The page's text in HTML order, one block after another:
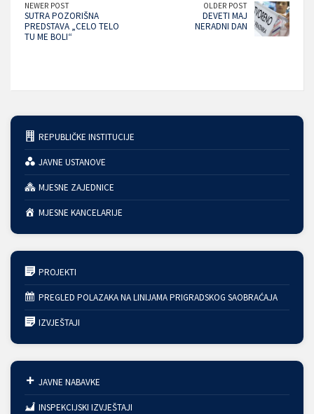
NEWER POST
SUTRA POZORIŠNA
PREDSTAVA „CELO TELO
TU ME BOLI“
OLDER POST
DEVETI MAJ
NERADNI DAN
REPUBLIČKE INSTITUCIJE
JAVNE USTANOVE
MJESNE ZAJEDNICE
MJESNE KANCELARIJE
PROJEKTI
PREGLED POLAZAKA NA LINIJAMA PRIGRADSKOG SAOBRAĆAJA
IZVJEŠTAJI
JAVNE NABAVKE
INSPEKCIJSKI IZVJEŠTAJI